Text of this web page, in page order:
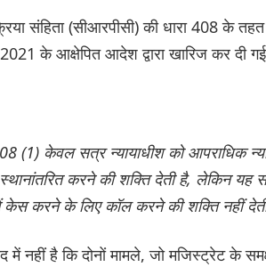
संहिता (सीआरपीसी) की धारा 408 के
के आक्षेपित आदेश द्वारा खारिज कर दी
(1) केवल सत्र न्यायाधीश को आपराधिक
करने की शक्ति देती है, लेकिन यह
केस करने के लिए कॉल करने की शक्ति नहीं
में नहीं है कि दोनों मामले, जो मजिस्ट्रेट के